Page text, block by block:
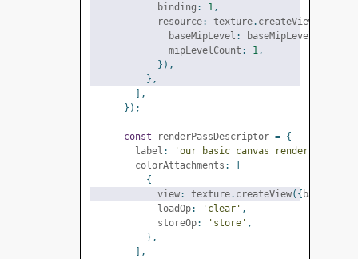
            binding
: 1,
            resource
: texture. createView
              baseMipLevel
: baseMipLevel
              mipLevelCount
: 1,
}),
},
],
});
const renderPassDescriptor = {
        label
: 'our basic canvas renderPass'
        colorAttachments
:
{
            view
: texture. createView({
            loadOp
: 'clear' ,
            storeOp
: 'store' ,
},
],